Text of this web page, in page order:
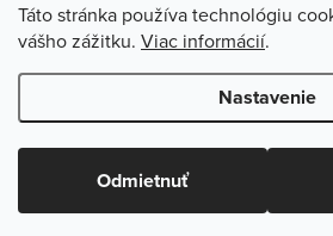
Táto stránka používa technológiu
vášho zážitku. Viac informácií.
Nastavenie
Odmietnuť
Instagram
Copyright 2026CUBESHOP.SK. Všetky
nastavenie